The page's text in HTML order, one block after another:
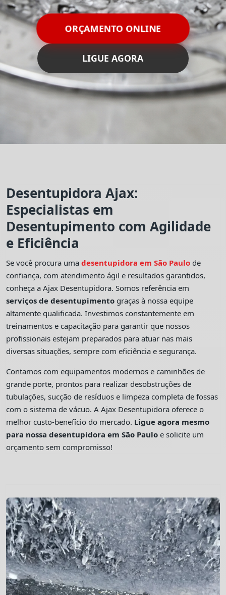
ORÇAMENTO ONLINE
LIGUE AGORA
Desentupidora Ajax:
Especialistas em
Desentupimento com Agilidade
e Eficiência
Se você procura umadesentupidora em São Paulo de
confiança, com atendimento ágil e resultados garantidos,
conheça a Ajax Desentupidora. Somos referência em
serviços de desentupimento graças à nossa equipe
altamente qualificada. Investimos constantemente em
treinamentos e capacitação para garantir que nossos
profissionais estejam preparados para atuar nas mais
diversas situações, sempre com eficiência e segurança.
Contamos com equipamentos modernos e caminhões de
grande porte, prontos para realizar desobstruções de
tubulações, sucção de resíduos e limpeza completa de fossas
com o sistema de vácuo. A Ajax Desentupidora oferece o
melhor custo-benefício do mercado. Ligue agora mesmo
para nossa desentupidora em São Paulo e solicite um
orçamento sem compromisso!